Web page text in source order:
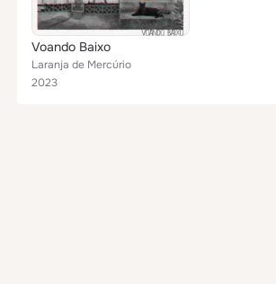
Voando Baixo
Laranja de Mercúrio
2023